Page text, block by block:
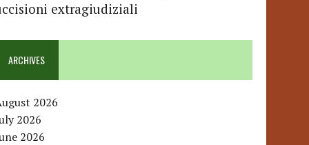
extragiudiziali
ARCHIVES
2026
2026
2026